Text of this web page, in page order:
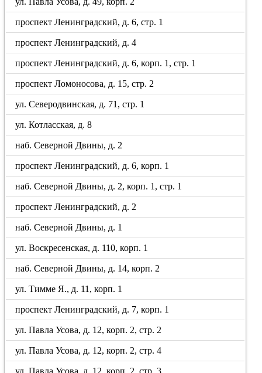
проспект Ленинградский, д. 6, стр. 1
проспект Ленинградский, д. 4
проспект Ленинградский, д. 6, корп. 1, стр. 1
проспект Ломоносова, д. 15, стр. 2
ул. Северодвинская, д. 71, стр. 1
ул. Котласская, д. 8
наб. Северной Двины, д. 2
проспект Ленинградский, д. 6, корп. 1
наб. Северной Двины, д. 2, корп. 1, стр. 1
проспект Ленинградский, д. 2
наб. Северной Двины, д. 1
ул. Воскресенская, д. 110, корп. 1
наб. Северной Двины, д. 14, корп. 2
ул. Тимме Я., д. 11, корп. 1
проспект Ленинградский, д. 7, корп. 1
ул. Павла Усова, д. 12, корп. 2, стр. 2
ул. Павла Усова, д. 12, корп. 2, стр. 4
ул. Павла Усова, д. 12, корп. 2, стр. 3